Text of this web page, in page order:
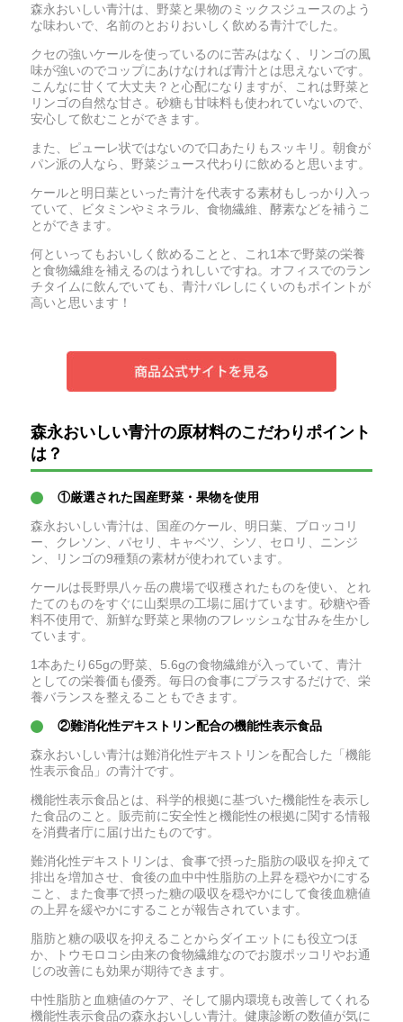
森永おいしい青汁は、野菜と果物のミックスジュースのよう
な味わいで、名前のとおりおいしく飲める青汁でした。
クセの強いケールを使っているのに苦みはなく、リンゴの風
味が強いのでコップにあけなければ青汁とは思えないです。
こんなに甘くて大丈夫？と心配になりますが、これは野菜と
リンゴの自然な甘さ。砂糖も甘味料も使われていないので、
安心して飲むことができます。
また、ピューレ状ではないので口あたりもスッキリ。朝食が
パン派の人なら、野菜ジュース代わりに飲めると思います。
ケールと明日葉といった青汁を代表する素材もしっかり入っ
ていて、ビタミンやミネラル、食物繊維、酵素などを補うこ
とができます。
何といってもおいしく飲めることと、これ1本で野菜の栄養
と食物繊維を補えるのはうれしいですね。オフィスでのラン
チタイムに飲んでいても、青汁バレしにくいのもポイントが
高いと思います！
森永おいしい青汁の原材料のこだわりポイント
は？
①厳選された国産野菜・果物を使用
森永おいしい青汁は、国産のケール、明日葉、ブロッコリ
ー、クレソン、パセリ、キャベツ、シソ、セロリ、ニンジ
ン、リンゴの9種類の素材が使われています。
ケールは長野県八ヶ岳の農場で収穫されたものを使い、とれ
たてのものをすぐに山梨県の工場に届けています。砂糖や香
料不使用で、新鮮な野菜と果物のフレッシュな甘みを生かし
ています。
1本あたり65gの野菜、5.6gの食物繊維が入っていて、青汁
としての栄養価も優秀。毎日の食事にプラスするだけで、栄
養バランスを整えることもできます。
②難消化性デキストリン配合の機能性表示食品
森永おいしい青汁は難消化性デキストリンを配合した「機能
性表示食品」の青汁です。
機能性表示食品とは、科学的根拠に基づいた機能性を表示し
た食品のこと。販売前に安全性と機能性の根拠に関する情報
を消費者庁に届け出たものです。
難消化性デキストリンは、食事で摂った脂肪の吸収を抑えて
排出を増加させ、食後の血中中性脂肪の上昇を穏やかにする
こと、また食事で摂った糖の吸収を穏やかにして食後血糖値
の上昇を緩やかにすることが報告されています。
脂肪と糖の吸収を抑えることからダイエットにも役立つほ
か、トウモロコシ由来の食物繊維なのでお腹ポッコリやお通
じの改善にも効果が期待できます。
中性脂肪と血糖値のケア、そして腸内環境も改善してくれる
機能性表示食品の森永おいしい青汁。健康診断の数値が気に